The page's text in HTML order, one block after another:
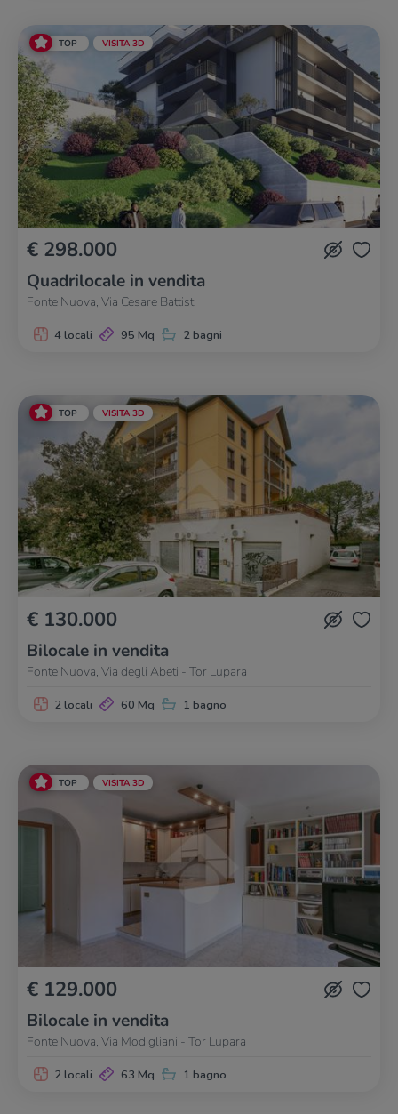
TOP VISITA 3D
€ 298.000
Quadrilocale in vendita
Fonte Nuova, Via Cesare Battisti
4 locali 95 Mq 2 bagni
TOP VISITA 3D
€ 130.000
Bilocale in vendita
Fonte Nuova, Via degli Abeti - Tor Lupara
2 locali 60 Mq 1 bagno
TOP VISITA 3D
€ 129.000
Bilocale in vendita
Fonte Nuova, Via Modigliani - Tor Lupara
2 locali 63 Mq 1 bagno